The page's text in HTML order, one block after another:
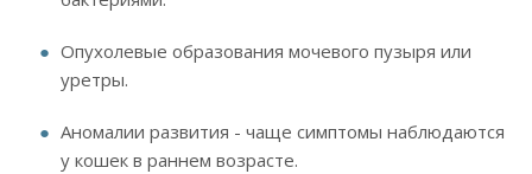
Опухолевые образования мочевого пузыря или
уретры.
Аномалии развития - чаще симптомы наблюдаются
у кошек в раннем возрасте.